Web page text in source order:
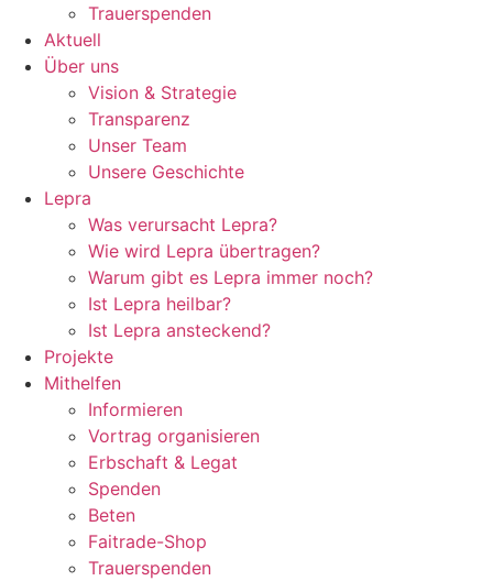
Trauerspenden
Aktuell
Über uns
Vision & Strategie
Transparenz
Unser Team
Unsere Geschichte
Lepra
Was verursacht Lepra?
Wie wird Lepra übertragen?
Warum gibt es Lepra immer noch?
Ist Lepra heilbar?
Ist Lepra ansteckend?
Projekte
Mithelfen
Informieren
Vortrag organisieren
Erbschaft & Legat
Spenden
Beten
Faitrade-Shop
Trauerspenden